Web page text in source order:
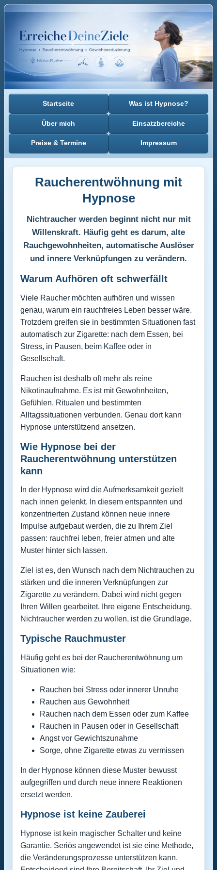
Startseite Was ist Hypnose?
Über mich Einsatzbereiche
Preise & Termine Impressum
Raucherentwöhnung mit
Hypnose
Nichtraucher werden beginnt nicht nur mit
Willenskraft. Häufig geht es darum, alte
Rauchgewohnheiten, automatische Auslöser
und innere Verknüpfungen zu verändern.
Warum Aufhören oft schwerfällt
Viele Raucher möchten aufhören und wissen
genau, warum ein rauchfreies Leben besser wäre.
Trotzdem greifen sie in bestimmten Situationen fast
automatisch zur Zigarette: nach dem Essen, bei
Stress, in Pausen, beim Kaffee oder in
Gesellschaft.
Rauchen ist deshalb oft mehr als reine
Nikotinaufnahme. Es ist mit Gewohnheiten,
Gefühlen, Ritualen und bestimmten
Alltagssituationen verbunden. Genau dort kann
Hypnose unterstützend ansetzen.
Wie Hypnose bei der
Raucherentwöhnung unterstützen
kann
In der Hypnose wird die Aufmerksamkeit gezielt
nach innen gelenkt. In diesem entspannten und
konzentrierten Zustand können neue innere
Impulse aufgebaut werden, die zu Ihrem Ziel
passen: rauchfrei leben, freier atmen und alte
Muster hinter sich lassen.
Ziel ist es, den Wunsch nach dem Nichtrauchen zu
stärken und die inneren Verknüpfungen zur
Zigarette zu verändern. Dabei wird nicht gegen
Ihren Willen gearbeitet. Ihre eigene Entscheidung,
Nichtraucher werden zu wollen, ist die Grundlage.
Typische Rauchmuster
Häufig geht es bei der Raucherentwöhnung um
Situationen wie:
Rauchen bei Stress oder innerer Unruhe
Rauchen aus Gewohnheit
Rauchen nach dem Essen oder zum Kaffee
Rauchen in Pausen oder in Gesellschaft
Angst vor Gewichtszunahme
Sorge, ohne Zigarette etwas zu vermissen
In der Hypnose können diese Muster bewusst
aufgegriffen und durch neue innere Reaktionen
ersetzt werden.
Hypnose ist keine Zauberei
Hypnose ist kein magischer Schalter und keine
Garantie. Seriös angewendet ist sie eine Methode,
die Veränderungsprozesse unterstützen kann.